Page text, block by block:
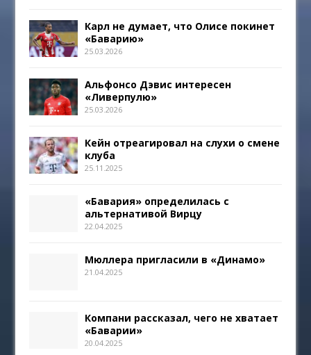
Карл не думает, что Олисе покинет
«Баварию»
25.03.2026
Альфонсо Дэвис интересен
«Ливерпулю»
25.03.2026
Кейн отреагировал на слухи о смене
клуба
25.11.2025
«Бавария» определилась с
альтернативой Вирцу
22.04.2025
Мюллера пригласили в «Динамо»
21.04.2025
Компани рассказал, чего не хватает
«Баварии»
20.04.2025